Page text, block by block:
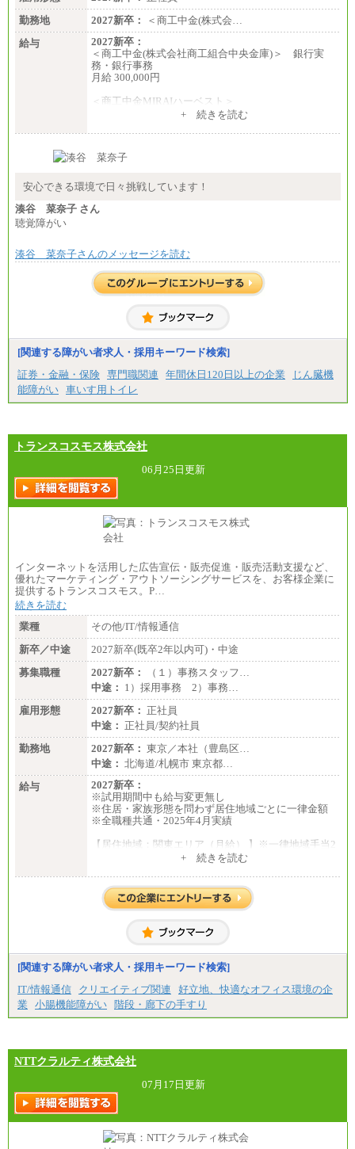
勤務地
2027新卒：
＜商工中金(株式会…
給与
2027新卒：
＜商工中金(株式会社商工組合中央金庫)＞ 銀行実
務・銀行事務
月給 300,000円
＜商工中金MIRAIハーベスト＞
+ 続きを読む
安心できる環境で日々挑戦しています！
湊谷 菜奈子 さん
聴覚障がい
湊谷 菜奈子さんのメッセージを読む
[関連する障がい者求人・採用キーワード検索]
証券・金融・保険 専門職関連 年間休日120日以上の企業
じん臓機
能障がい 車いす用トイレ
トランスコスモス株式会社
06月25日更新
インターネットを活用した広告宣伝・販売促進・販売活動支援など、
優れたマーケティング・アウトソーシングサービスを、お客様企業に
提供するトランスコスモス。P…
続きを読む
業種
その他/IT/情報通信
新卒／中途
2027新卒(既卒2年以内可)・中途
募集職種
2027新卒：
（１）事務スタッフ…
中途： 1）採用事務 2）事務…
雇用形態
2027新卒： 正社員
中途： 正社員/契約社員
勤務地
2027新卒： 東京／本社（豊島区…
中途： 北海道/札幌市 東京都…
給与
2027新卒：
※試用期間中も給与変更無し
※住居・家族形態を問わず居住地域ごとに一律金額
※全職種共通・2025年4月実績
【居住地域：関東エリア（月給） 】※一律地域手当2
大学卒：250,000円
高専卒：244,800円
短大・専門3年制卒：235,300円
専門1年制卒：212,900円
【居住地域：関西エリア（月給） 】※一律地域手当1
5,000円含む
大学院卒：266,100円
大学卒：240,000円
高専卒：234,800円
短大・専門3年制卒：225,300円
中途：
【全職種共通】
〔正社員〕
月給212,900円～330,000円
※実務経験に応じてご相談させていただきます（上
記金額を超える可能性あり）
※職種8）を除き、正社員の場合勤務地は本社のみと
なります
※交通費：月5万円まで
+ 続きを読む
[関連する障がい者求人・採用キーワード検索]
IT/情報通信
クリエイティブ関連
好立地、快適なオフィス環境の企
業
小腸機能障がい 階段・廊下の手すり
NTTクラルティ株式会社
07月17日更新